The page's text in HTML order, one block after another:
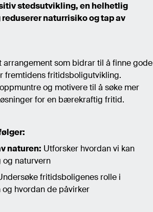
stedsutvikling, en helhetlig
naturrisiko og tap av
arrangement som bidrar til å finne gode
fremtidens fritidsboligutvikling.
og motivere til å søke mer
for en bærekraftig fritid.
naturen: Utforsker hvordan vi kan
og naturvern
fritidsboligenes rolle i
hvordan de påvirker